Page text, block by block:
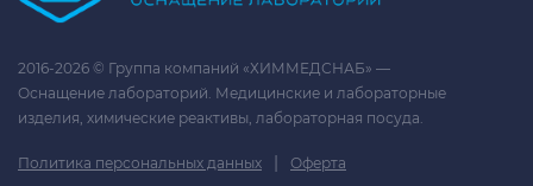
2016-2026 © Группа компаний «ХИММЕДСНАБ» —
Оснащение лабораторий. Медицинские и лабораторные
изделия, химические реактивы, лабораторная посуда.
Политика персональных данных | Оферта